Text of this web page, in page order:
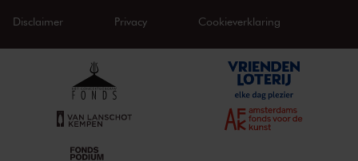
Disclaimer Privacy Cookieverklaring